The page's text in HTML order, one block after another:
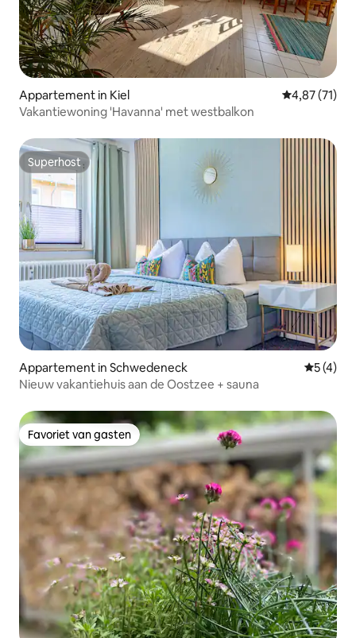
Appartement in Kiel Gemiddelde
4,87 (71)
Vakantiewoning 'Havanna' met westbalkon
Superhost
Superhost
Appartement in Schwedeneck
5 (4)
Nieuw vakantiehuis aan de Oostzee + sauna
Favoriet van gasten
Favoriet van gasten